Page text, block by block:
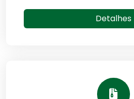
Detalhes